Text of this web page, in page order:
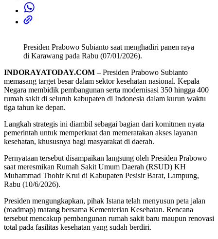
Presiden Prabowo Subianto saat menghadiri panen raya
di Karawang pada Rabu (07/01/2026).
INDORAYATODAY.COM – Presiden Prabowo Subianto
memasang target besar dalam sektor kesehatan nasional. Kepala
Negara membidik pembangunan serta modernisasi 350 hingga 400
rumah sakit di seluruh kabupaten di Indonesia dalam kurun waktu
tiga tahun ke depan.
Langkah strategis ini diambil sebagai bagian dari komitmen nyata
pemerintah untuk memperkuat dan memeratakan akses layanan
kesehatan, khususnya bagi masyarakat di daerah.
Pernyataan tersebut disampaikan langsung oleh Presiden Prabowo
saat meresmikan Rumah Sakit Umum Daerah (RSUD) KH
Muhammad Thohir Krui di Kabupaten Pesisir Barat, Lampung,
Rabu (10/6/2026).
Presiden mengungkapkan, pihak Istana telah menyusun peta jalan
(roadmap) matang bersama Kementerian Kesehatan. Rencana
tersebut mencakup pembangunan rumah sakit baru maupun renovasi
total pada fasilitas kesehatan yang sudah berdiri.